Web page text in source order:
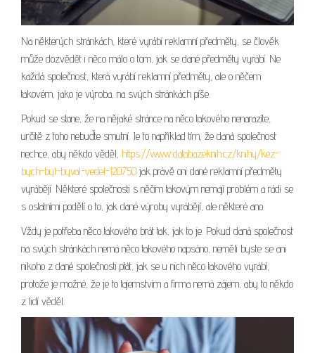
Na některých stránkách, které vyrábí reklamní předměty, se člověk
může dozvědět i něco málo o tom, jak se dané předměty vyrábí. Ne
každá společnost, která vyrábí reklamní předměty, ale o něčem
takovém, jako je výroba, na svých stránkách píše.
Pokud se stane, že na nějaké stránce na něco takového nenarazíte,
určitě z toho nebuďte smutní. Je to například tím, že daná společnost
nechce, aby někdo věděl, https://www.databazeknih.cz/knihy/kez-
bych-byl-byval-vedel-120750 jak právě oni dané reklamní předměty
vyrábějí. Některé společnosti s něčím takovým nemají problém a rádi se
s ostatními podělí o to, jak dané výroby vyrábějí, ale některé ano.
Vždy je potřeba něco takového brát tak, jak to je. Pokud daná společnost
na svých stránkách nemá něco takového napsáno, neměli byste se ani
nikoho z dané společnosti ptát, jak se u nich něco takového vyrábí,
protože je možné, že je to tajemstvím a firma nemá zájem, aby to někdo
z lidí věděl.